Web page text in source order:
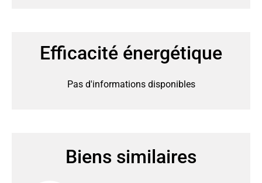
Efficacité énergétique
Pas d'informations disponibles
Biens similaires